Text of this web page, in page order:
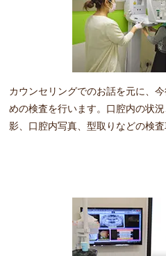
カウンセリングでのお話を元に、
めの検査を行います。口腔内の状
影、口腔内写真、型取りなどの検